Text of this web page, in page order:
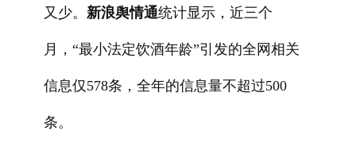
又少。 新浪舆情通统计显示，近三个
月，“最小法定饮酒年龄”引发的全网相关
信息仅578条，全年的信息量不超过500
条。